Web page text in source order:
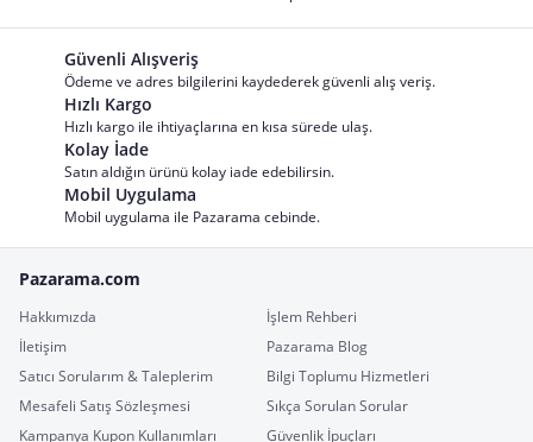
Güvenli Alışveriş
Ödeme ve adres bilgilerini kaydederek güvenli alış veriş.
Hızlı Kargo
Hızlı kargo ile ihtiyaçlarına en kısa sürede ulaş.
Kolay İade
Satın aldığın ürünü kolay iade edebilirsin.
Mobil Uygulama
Mobil uygulama ile Pazarama cebinde.
Pazarama.com
Hakkımızda
İşlem Rehberi
İletişim
Pazarama Blog
Satıcı Sorularım & Taleplerim
Bilgi Toplumu Hizmetleri
Mesafeli Satış Sözleşmesi
Sıkça Sorulan Sorular
Kampanya Kupon Kullanımları
Güvenlik İpuçları